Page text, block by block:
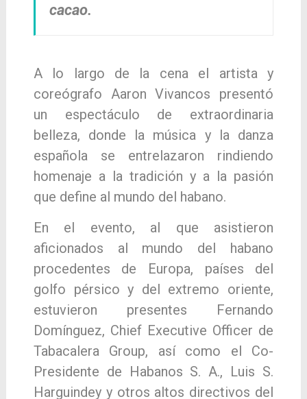
cacao.
A lo largo de la cena el artista y
coreógrafo Aaron Vivancos presentó
un espectáculo de extraordinaria
belleza, donde la música y la danza
española se entrelazaron rindiendo
homenaje a la tradición y a la pasión
que define al mundo del habano.
En el evento, al que asistieron
aficionados al mundo del habano
procedentes de Europa, países del
golfo pérsico y del extremo oriente,
estuvieron presentes Fernando
Domínguez, Chief Executive Officer de
Tabacalera Group, así como el Co-
Presidente de Habanos S. A., Luis S.
Harguindey y otros altos directivos del